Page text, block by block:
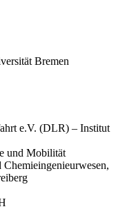
Bremen
e.V. (DLR) ‒ Institut
und Mobilität